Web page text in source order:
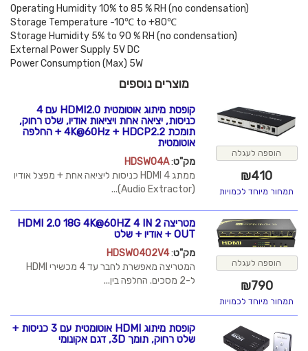
Operating Humidity 10% to 85 % RH (no condensation)
Storage Temperature -10℃ to +80℃
Storage Humidity 5% to 90 % RH (no condensation)
External Power Supply 5V DC
Power Consumption (Max) 5W
מוצרים נוספים
הוספה לעגלה
₪410
תמחור מיוחד לכמויות
קופסת מיתוג אוטומטית HDMI2.0 עם 4
כניסות, יציאה אחת ויציאות אודיו, שלט רחוק,
תומכת 4K@60Hz + HDCP2.2 + החלפה
אוטומטית
מק"ט:
HDSW04A
ממתג HDMI 4 כניסות ליציאה אחת + מפצל אודיו
(Audio Extractor)...
הוספה לעגלה
₪790
תמחור מיוחד לכמויות
מטריצה HDMI 2.0 18G 4K@60HZ 4 IN 2
OUT + אודיו + שלט
מק"ט:
HDSW0402V4
המטריצה מאפשרת לחבר עד 4 מכשירי HDMI
ל-2 מסכים. החלפה בין...
קופסת מיתוג HDMI אוטומטית עם 3 כניסות +
שלט רחוק, תומך 3D, דגם אקונומי